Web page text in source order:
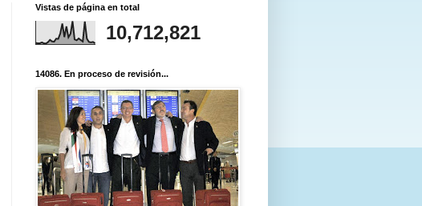
Vistas de página en total
10,712,821
14086. En proceso de revisión...